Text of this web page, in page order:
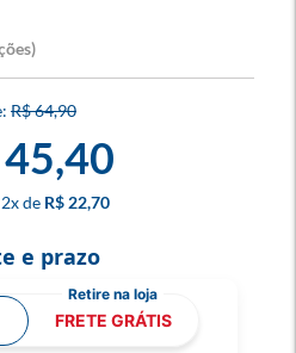
R$ 64,90
2x R$ 22,70
e prazo
FRETE GRÁTIS